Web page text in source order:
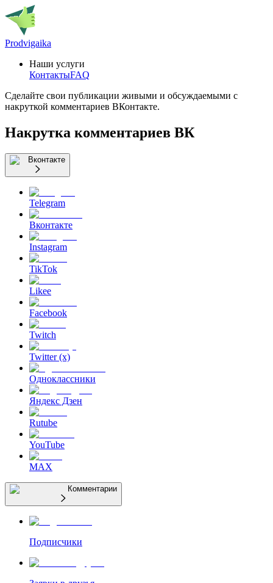
Prodvigaika
Наши услуги
КонтактыFAQ
Сделайте свои публикации живыми и обсуждаемыми с
накруткой комментариев ВКонтакте.
Накрутка комментариев ВК
Вконтакте
Telegram
Вконтакте
Instagram
TikTok
Likee
Facebook
Twitch
Twitter (x)
Одноклассники
Яндекс Дзен
Rutube
YouTube
MAX
Комментарии
Подписчики